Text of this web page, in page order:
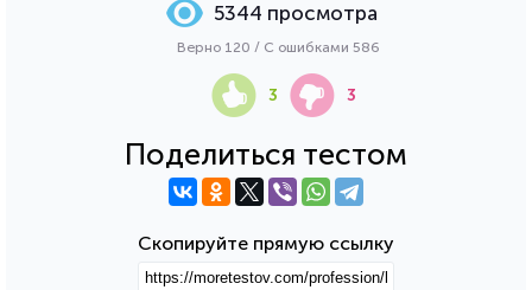
Поделиться тестом
Скопируйте прямую ссылку
5344 просмотра
Верно 120 / С ошибками 586
3 3